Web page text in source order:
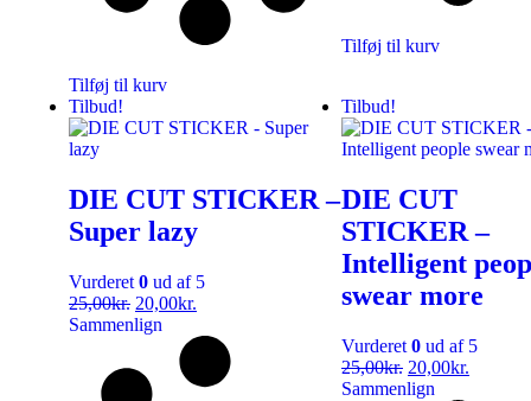
Tilføj til kurv
Tilføj til kurv
Tilbud!
DIE CUT STICKER –
Super lazy
Vurderet 0 ud af 5
25,00kr. 20,00kr.
Sammenlign
Tilbud!
DIE CUT
STICKER –
Intelligent
swear more
Vurderet 0 ud af 5
25,00kr. 20,00kr.
Sammenlign